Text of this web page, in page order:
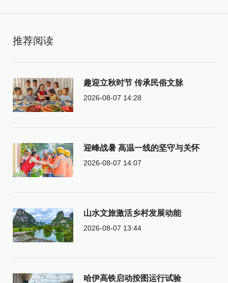
推荐阅读
趣迎立秋时节 传承民俗文脉
2026-08-07 14:28
迎峰战暑 高温一线的坚守与关怀
2026-08-07 14:07
山水文旅激活乡村发展动能
2026-08-07 13:44
哈伊高铁启动按图运行试验